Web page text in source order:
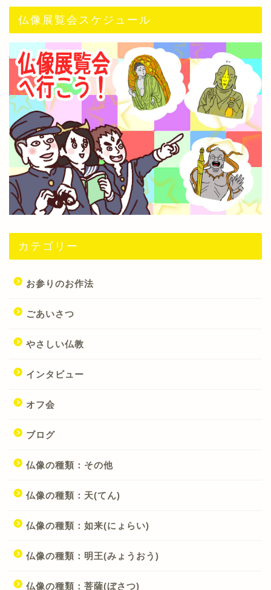
仏像展覧会スケジュール
カテゴリー
お参りのお作法
ごあいさつ
やさしい仏教
インタビュー
オフ会
ブログ
仏像の種類：その他
仏像の種類：天(てん)
仏像の種類：如来(にょらい)
仏像の種類：明王(みょうおう)
仏像の種類：菩薩(ぼさつ)